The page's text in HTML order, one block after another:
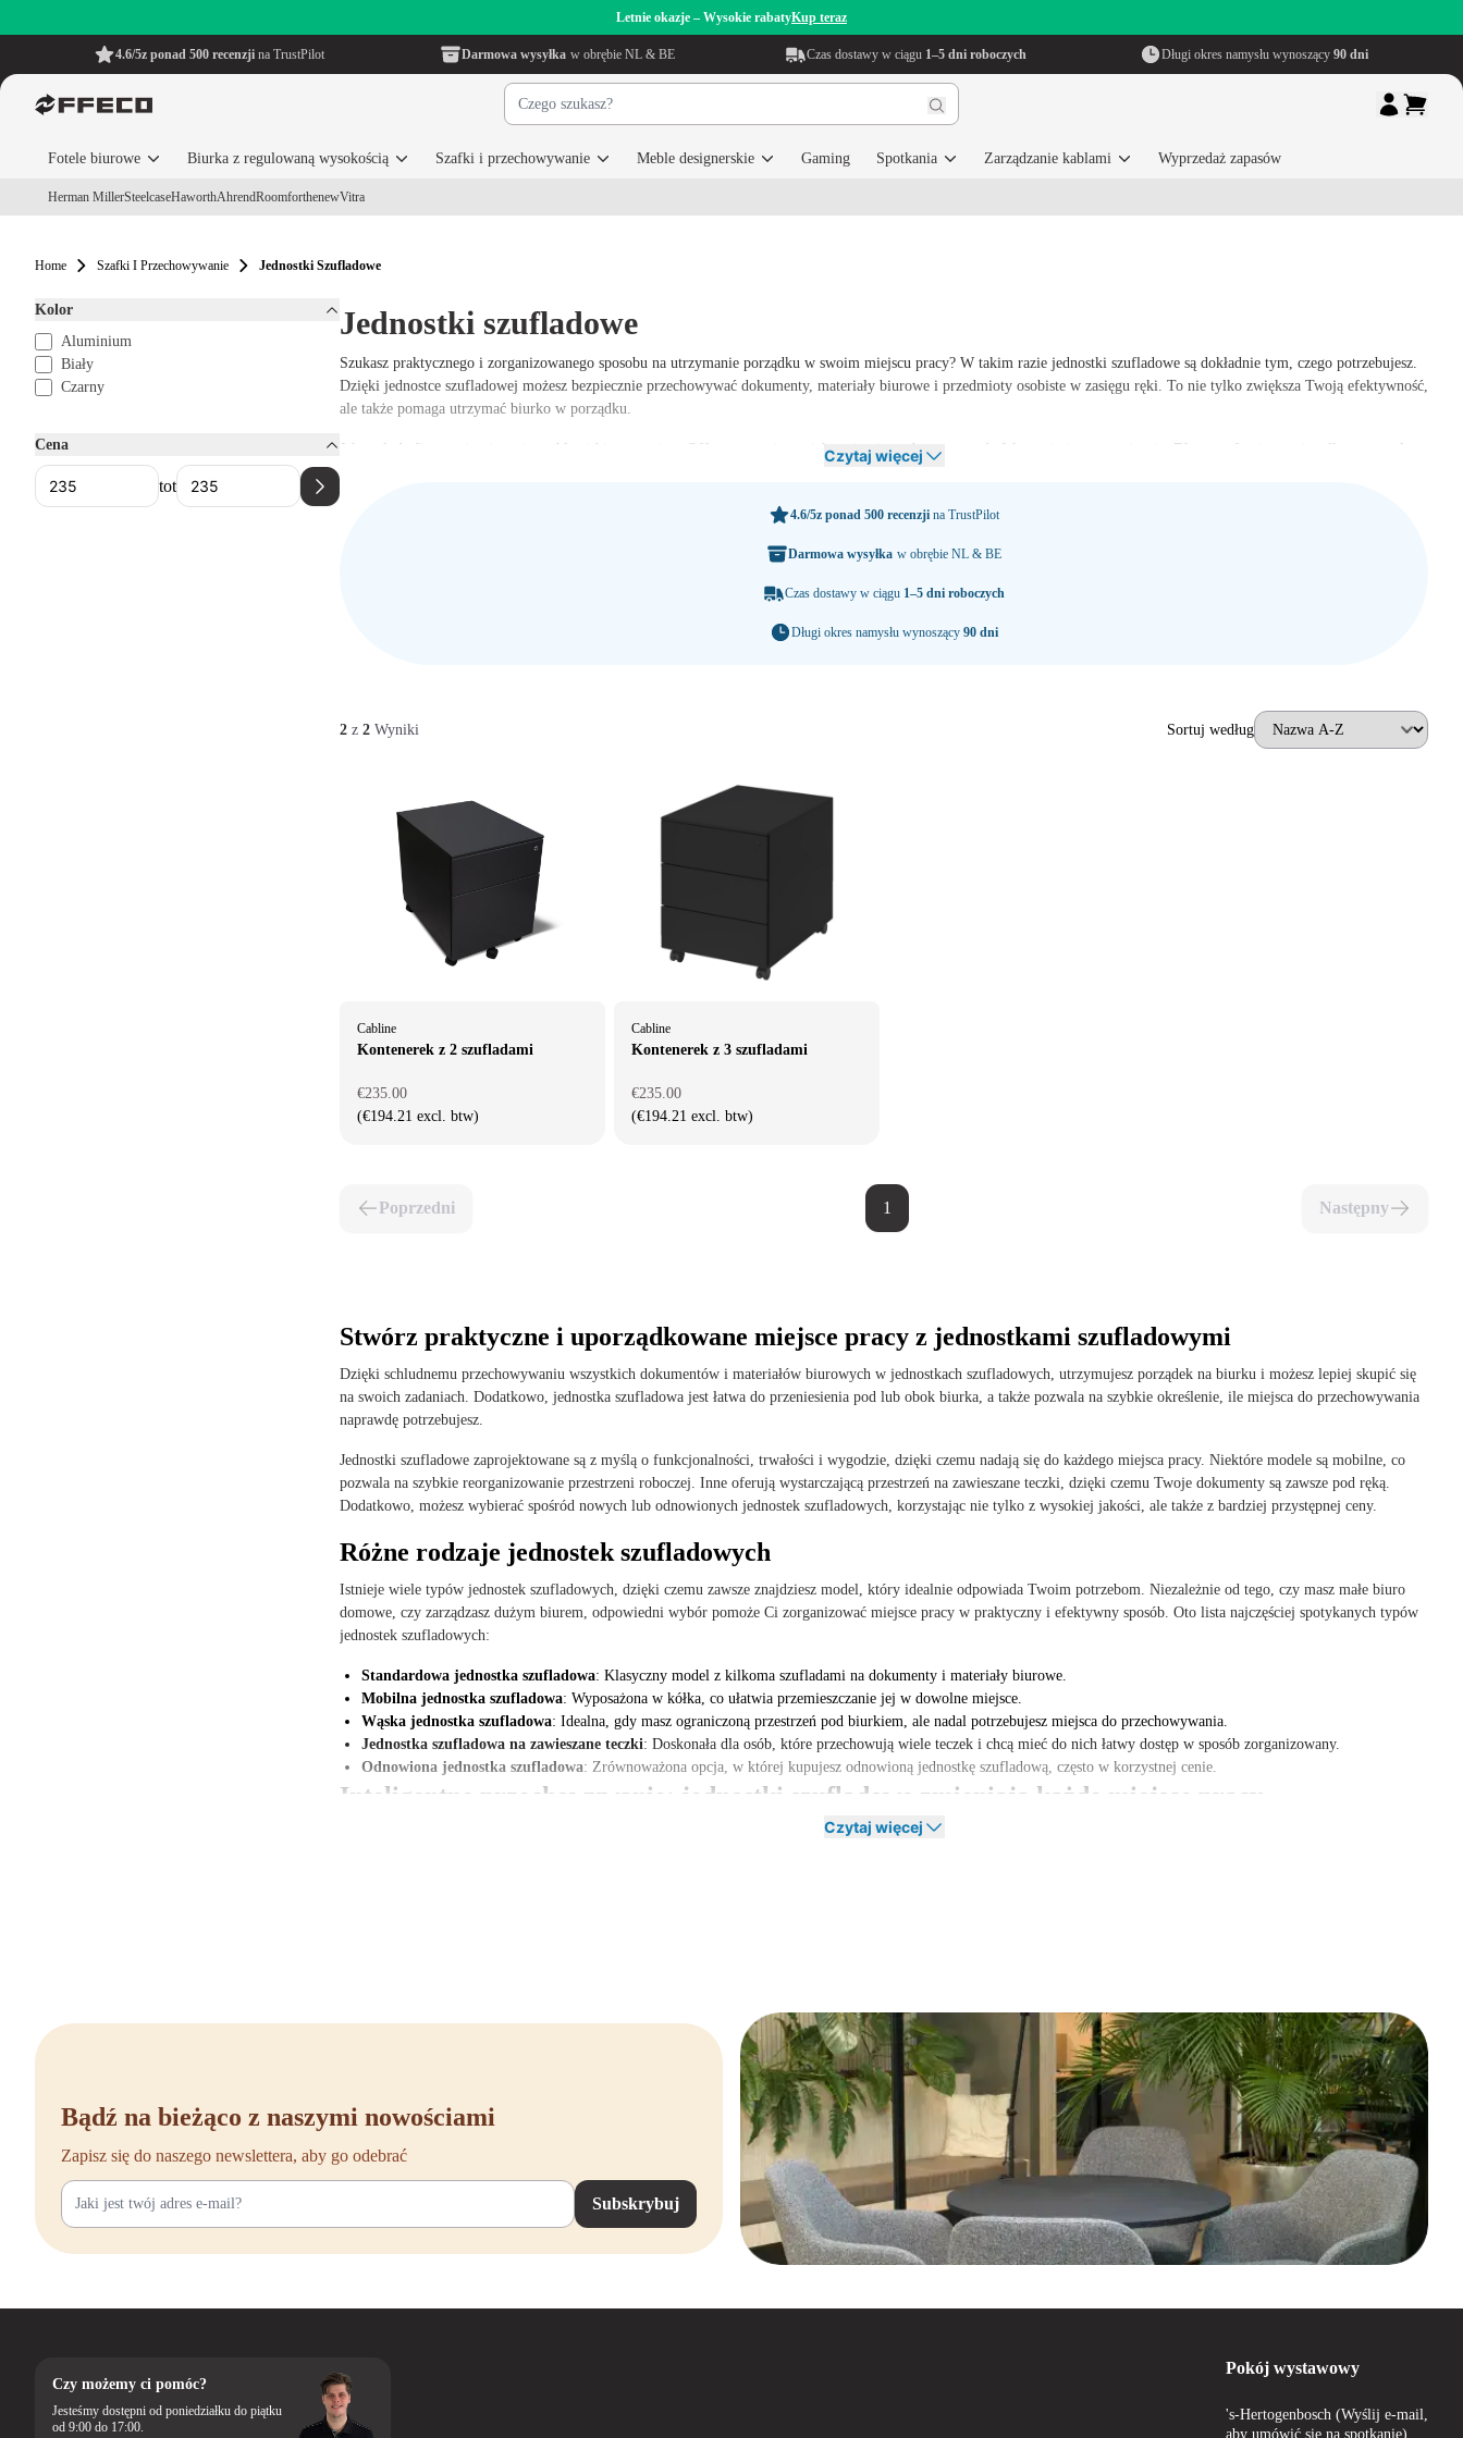
Letnie okazje – Wysokie rabatyKup teraz
4.6/5z ponad 500 recenzji na TrustPilot Darmowa wysyłka w obrębie NL & BE Czas dostawy w ciągu 1–5 dni roboczych Długi okres namysłu wynoszący 90 dni
Fotele biurowe Biurka z regulowaną wysokością Szafki i przechowywanie Meble designerskie Gaming Spotkania Zarządzanie kablami Wyprzedaż zapasów
Herman MillerSteelcaseHaworthAhrendRoomforthenewVitra
Home Szafki I Przechowywanie Jednostki Szufladowe
Kolor
Aluminium
Biały
Czarny
Cena
tot
Jednostki szufladowe
Szukasz praktycznego i zorganizowanego sposobu na utrzymanie porządku w swoim miejscu pracy? W takim razie jednostki szufladowe są dokładnie tym, czego potrzebujesz.
Dzięki jednostce szufladowej możesz bezpiecznie przechowywać dokumenty, materiały biurowe i przedmioty osobiste w zasięgu ręki. To nie tylko zwiększa Twoją efektywność,
ale także pomaga utrzymać biurko w porządku.
Jako młoda firma zajmująca się meblami biurowymi, w Offeco rozumiemy, jak ważne jest, aby pracować efektywnie i ergonomicznie. Dlatego oferujemy nie tylko nowe, ale
Czytaj więcej
4.6/5z ponad 500 recenzji na TrustPilot
Darmowa wysyłka w obrębie NL & BE
Czas dostawy w ciągu 1–5 dni roboczych
Długi okres namysłu wynoszący 90 dni
2 z 2 Wyniki Sortuj według
Cabline
Kontenerek z 2 szufladami
€235.00
(€194.21 excl. btw)
Cabline
Kontenerek z 3 szufladami
€235.00
(€194.21 excl. btw)
Poprzedni 1 Następny
Stwórz praktyczne i uporządkowane miejsce pracy z jednostkami szufladowymi
Dzięki schludnemu przechowywaniu wszystkich dokumentów i materiałów biurowych w jednostkach szufladowych, utrzymujesz porządek na biurku i możesz lepiej skupić się
na swoich zadaniach. Dodatkowo, jednostka szufladowa jest łatwa do przeniesienia pod lub obok biurka, a także pozwala na szybkie określenie, ile miejsca do przechowywania
naprawdę potrzebujesz.
Jednostki szufladowe zaprojektowane są z myślą o funkcjonalności, trwałości i wygodzie, dzięki czemu nadają się do każdego miejsca pracy. Niektóre modele są mobilne, co
pozwala na szybkie reorganizowanie przestrzeni roboczej. Inne oferują wystarczającą przestrzeń na zawieszane teczki, dzięki czemu Twoje dokumenty są zawsze pod ręką.
Dodatkowo, możesz wybierać spośród nowych lub odnowionych jednostek szufladowych, korzystając nie tylko z wysokiej jakości, ale także z bardziej przystępnej ceny.
Różne rodzaje jednostek szufladowych
Istnieje wiele typów jednostek szufladowych, dzięki czemu zawsze znajdziesz model, który idealnie odpowiada Twoim potrzebom. Niezależnie od tego, czy masz małe biuro
domowe, czy zarządzasz dużym biurem, odpowiedni wybór pomoże Ci zorganizować miejsce pracy w praktyczny i efektywny sposób. Oto lista najczęściej spotykanych typów
jednostek szufladowych:
Standardowa jednostka szufladowa: Klasyczny model z kilkoma szufladami na dokumenty i materiały biurowe.
Mobilna jednostka szufladowa: Wyposażona w kółka, co ułatwia przemieszczanie jej w dowolne miejsce.
Wąska jednostka szufladowa: Idealna, gdy masz ograniczoną przestrzeń pod biurkiem, ale nadal potrzebujesz miejsca do przechowywania.
Jednostka szufladowa na zawieszane teczki: Doskonała dla osób, które przechowują wiele teczek i chcą mieć do nich łatwy dostęp w sposób zorganizowany.
Odnowiona jednostka szufladowa: Zrównoważona opcja, w której kupujesz odnowioną jednostkę szufladową, często w korzystnej cenie.
Inteligentne przechowywanie: jednostki szufladowe zmieniają każde miejsce pracy
Niezależnie od tego, czy uruchamiasz biuro, przestrzeń roboczą w domu, czy współdzieloną przestrzeń roboczą, jednostki szufladowe oferują praktyczne rozwiązanie do
Gotowy, aby uczynić swoje miejsce pracy jeszcze bardziej funkcjonalnym i uporządkowanym? W Offeco znajdziesz szeroką gamę jednostek szufladowych, które odpowiadają
Twoim potrzebom. Niezależnie od tego, czy wybierzesz nową jednostkę szufladową, czy wersję odnowioną, możesz liczyć na staranne wykonanie i doskonałą jakość.
Inwestując w jednostki szufladowe od Offeco, nie tylko tworzysz uporządkowane miejsce pracy, ale także przyczyniasz się do zrównoważonego podejścia do projektowania
biur. Masz pytania dotyczące różnych modeli, opcji umieszczenia dwóch jednostek szufladowych lub naszej oferty odnowionych produktów? Skontaktuj się z nami, a chętnie
doradzimy. Razem zapewnimy Ci komfortową i efektywną przestrzeń roboczą, abyś mógł rozpocząć każdy dzień pracy z radością.
Czytaj więcej
Bądź na bieżąco z naszymi nowościami
Zapisz się do naszego newslettera, aby go odebrać
Subskrybuj
Czy możemy ci pomóc?
Jesteśmy dostępni od poniedziałku do piątku
od 9:00 do 17:00.
Pokój wystawowy
's-Hertogenbosch (Wyślij e-mail,
aby umówić się na spotkanie)